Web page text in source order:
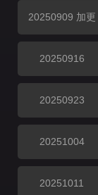
20250909 加更
20250916
20250923
20251004
20251011